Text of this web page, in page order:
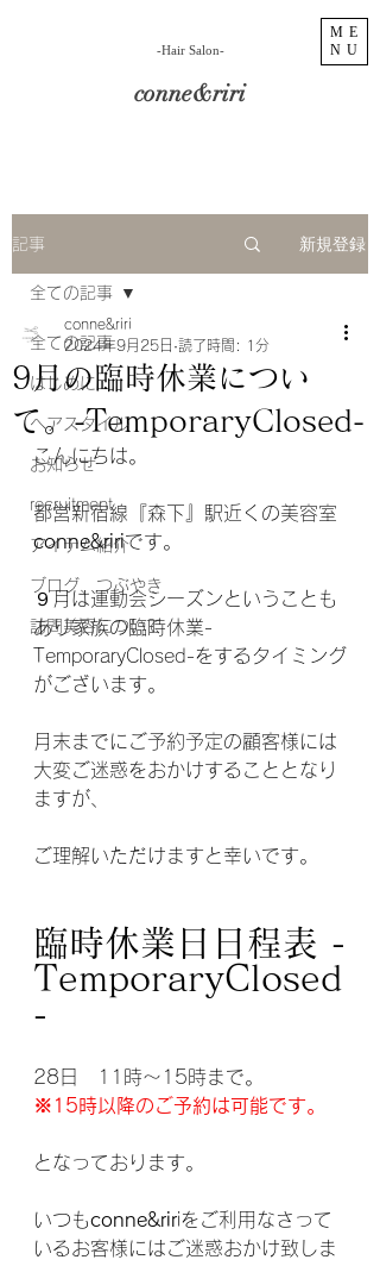
ME
NU
conne&riri
​-Hair Salon-
記事 新規登録
全ての記事
はじめに
ヘアスタイル
お知らせ
recruitment
アイテム紹介
ブログ、つぶやき
訪問美容について
全ての記事
9月の臨時休業につい
て。-TemporaryClosed-
conne&riri
2024年9月25日 読了時間: 1分
こんにちは。
都営新宿線『森下』駅近くの美容室
conne&ririです。
９月は運動会シーズンということも
あり家族の臨時休業-
TemporaryClosed-をするタイミング
がございます。
月末までにご予約予定の顧客様には
大変ご迷惑をおかけすることとなり
ますが、
ご理解いただけますと幸いです。
臨時休業日日程表 -
TemporaryClosed
-
28日　11時〜15時まで。
※15時以降のご予約は可能です。
となっております。
いつもconne&ririをご利用なさって
いるお客様にはご迷惑おかけ致しま